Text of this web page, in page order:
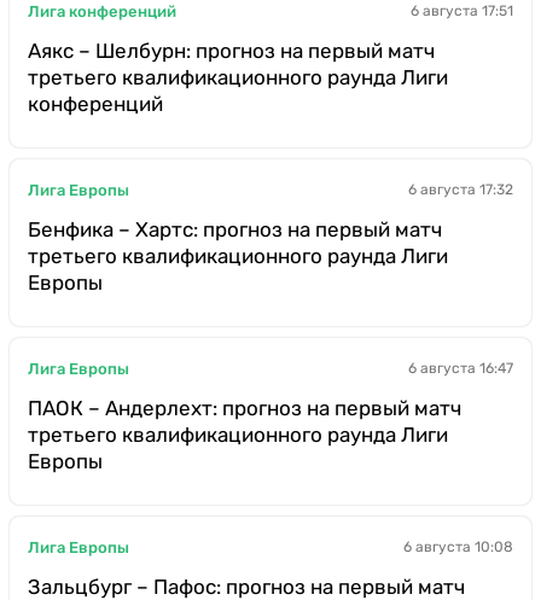
Лига конференций 6 августа 17:51
Аякс – Шелбурн: прогноз на первый матч
третьего квалификационного раунда Лиги
конференций
Лига Европы 6 августа 17:32
Бенфика – Хартс: прогноз на первый матч
третьего квалификационного раунда Лиги
Европы
Лига Европы 6 августа 16:47
ПАОК – Андерлехт: прогноз на первый матч
третьего квалификационного раунда Лиги
Европы
Лига Европы 6 августа 10:08
Зальцбург – Пафос: прогноз на первый матч